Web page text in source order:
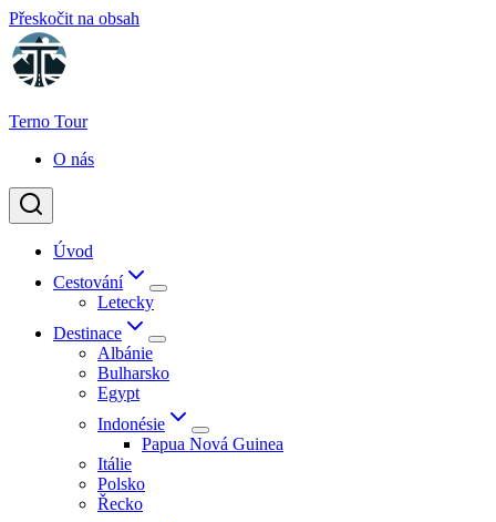
Přeskočit na obsah
Terno Tour
O nás
Úvod
Cestování
Letecky
Destinace
Albánie
Bulharsko
Egypt
Indonésie
Papua Nová Guinea
Itálie
Polsko
Řecko